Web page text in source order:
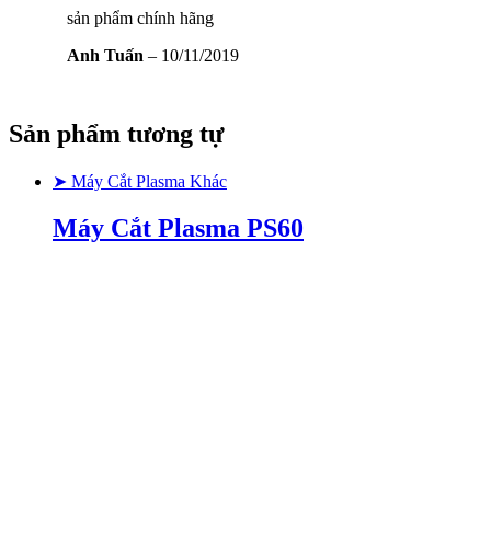
sản phẩm chính hãng
Anh Tuấn – 10/11/2019
Sản phẩm tương tự
➤ Máy Cắt Plasma Khác
Máy Cắt Plasma PS60